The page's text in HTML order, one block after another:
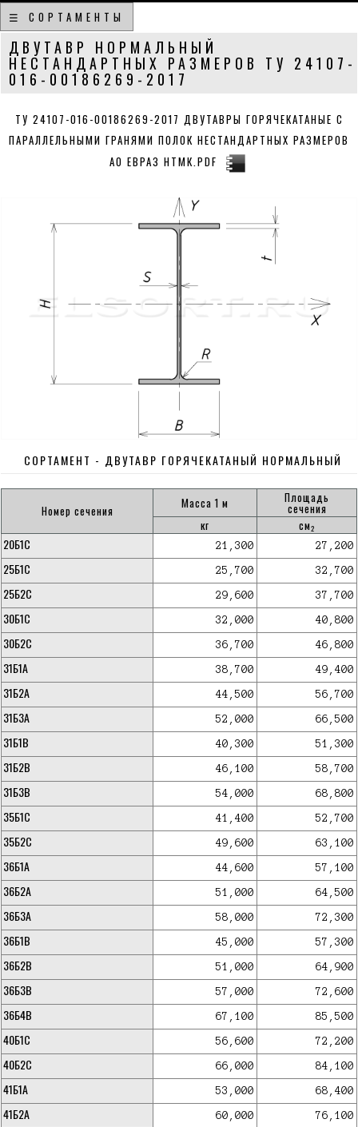
☰ СОРТАМЕНТЫ
ДВУТАВР НОРМАЛЬНЫЙ
НЕСТАНДАРТНЫХ РАЗМЕРОВ ТУ 24107-
016-00186269-2017
ТУ 24107-016-00186269-2017 ДВУТАВРЫ ГОРЯЧЕКАТАНЫЕ С
ПАРАЛЛЕЛЬНЫМИ ГРАНЯМИ ПОЛОК НЕСТАНДАРТНЫХ РАЗМЕРОВ
АО ЕВРАЗ НТМК.PDF
СОРТАМЕНТ - ДВУТАВР ГОРЯЧЕКАТАНЫЙ НОРМАЛЬНЫЙ
Номер сечения Масса 1 м Площадь
сечения
кг
см2
20Б1С 21,300 27,200
25Б1С 25,700 32,700
25Б2С 29,600 37,700
30Б1С 32,000 40,800
30Б2С 36,700 46,800
31Б1А 38,700 49,400
31Б2А 44,500 56,700
31Б3А 52,000 66,500
31Б1В 40,300 51,300
31Б2В 46,100 58,700
31Б3В 54,000 68,800
35Б1С 41,400 52,700
35Б2С 49,600 63,100
36Б1А 44,600 57,100
36Б2А 51,000 64,500
36Б3А 58,000 72,300
36Б1В 45,000 57,300
36Б2В 51,000 64,900
36Б3В 57,000 72,600
36Б4В 67,100 85,500
40Б1С 56,600 72,200
40Б2С 66,000 84,100
41Б1А 53,000 68,400
41Б2А 60,000 76,100